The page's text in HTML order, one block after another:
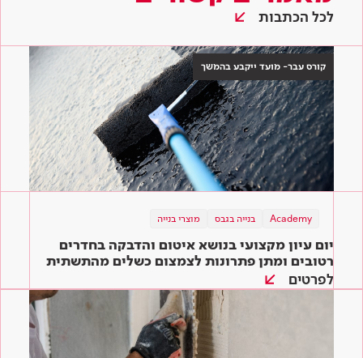
לכל הכתבות
קורס עבר- מועד ייקבע בהמשך
Academy בנייה בגבס מוצרי בנייה
יום עיון מקצועי בנושא איטום והדבקה בחדרים
רטובים ומתן פתרונות לצמצום כשלים מהתשתית
ועד הגמר
לפרטים